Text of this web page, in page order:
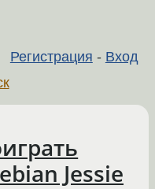
Регистрация - Вход
Jessie